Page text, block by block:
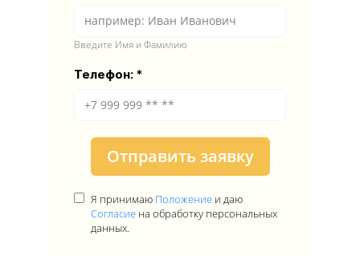
Введите Имя и Фамилию
Телефон:
Отправить заявку
Я принимаю Положение и даю
Согласие на обработку персональных
данных.